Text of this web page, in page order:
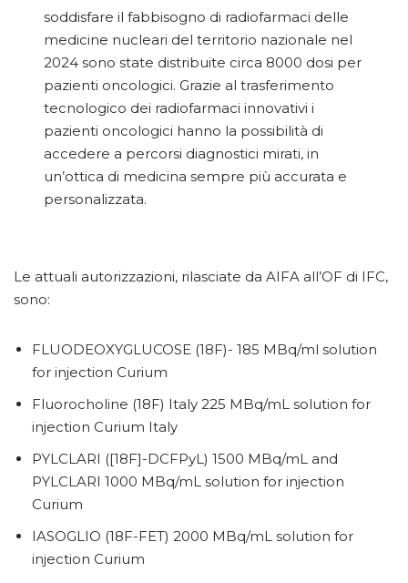
soddisfare il fabbisogno di radiofarmaci delle
medicine nucleari del territorio nazionale nel
2024 sono state distribuite circa 8000 dosi per
pazienti oncologici. Grazie al trasferimento
tecnologico dei radiofarmaci innovativi i
pazienti oncologici hanno la possibilità di
accedere a percorsi diagnostici mirati, in
un’ottica di medicina sempre più accurata e
personalizzata.
Le attuali autorizzazioni, rilasciate da AIFA all’OF di IFC,
sono:
FLUODEOXYGLUCOSE (18F)- 185 MBq/ml solution
for injection Curium
Fluorocholine (18F) Italy 225 MBq/mL solution for
injection Curium Italy
PYLCLARI ([18F]-DCFPyL) 1500 MBq/mL and
PYLCLARI 1000 MBq/mL solution for injection
Curium
IASOGLIO (18F-FET) 2000 MBq/mL solution for
injection Curium